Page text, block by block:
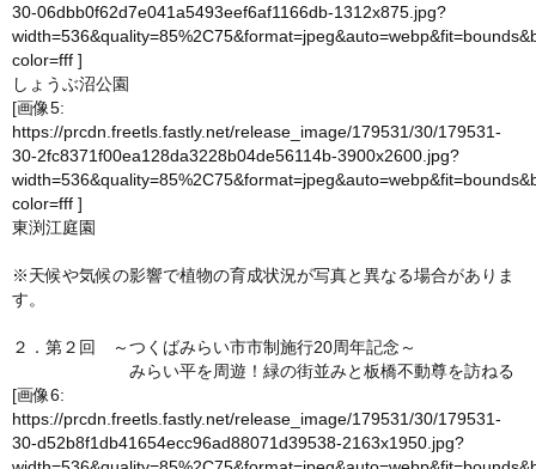
30-06dbb0f62d7e041a5493eef6af1166db-1312x875.jpg?
color=fff ]
しょうぶ沼公園
[画像5:
https://prcdn.freetls.fastly.net/release_image/179531/30/179531-
30-2fc8371f00ea128da3228b04de56114b-3900x2600.jpg?
color=fff ]
東渕江庭園
※天候や気候の影響で植物の育成状況が写真と異なる場合がありま
す。
２．第２回 ～つくばみらい市市制施行20周年記念～
みらい平を周遊！緑の街並みと板橋不動尊を訪ねる
[画像6:
https://prcdn.freetls.fastly.net/release_image/179531/30/179531-
30-d52b8f1db41654ecc96ad88071d39538-2163x1950.jpg?